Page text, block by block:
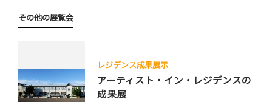
その他の展覧会
レジデンス成果展示
アーティスト・イン・レジデンスの
成果展